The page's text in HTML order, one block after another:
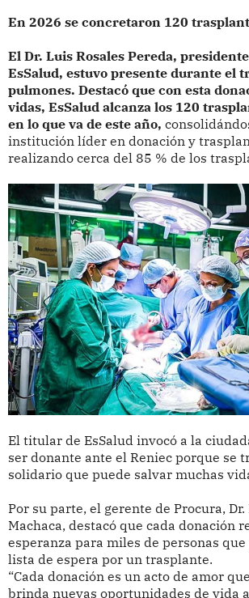
En 2026 se concretaron 120
El Dr. Luis Rosales Pereda,
EsSalud, estuvo presente durante el
pulmones. Destacó que con esta
vidas, EsSalud alcanza los 120
en lo que va de este año,
institución líder en donación y
realizando cerca del 85 % de los
El titular de EsSalud invocó a la
ser donante ante el Reniec porque se
solidario que puede salvar muchas
Por su parte, el gerente de Procura,
Machaca, destacó que cada donación
esperanza para miles de personas
lista de espera por un trasplante.
“Cada donación es un acto de amor
brinda nuevas oportunidades de vida